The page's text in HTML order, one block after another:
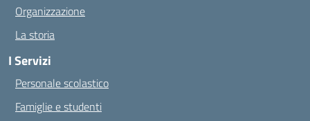
Organizzazione
La storia
I Servizi
Personale scolastico
Famiglie e studenti